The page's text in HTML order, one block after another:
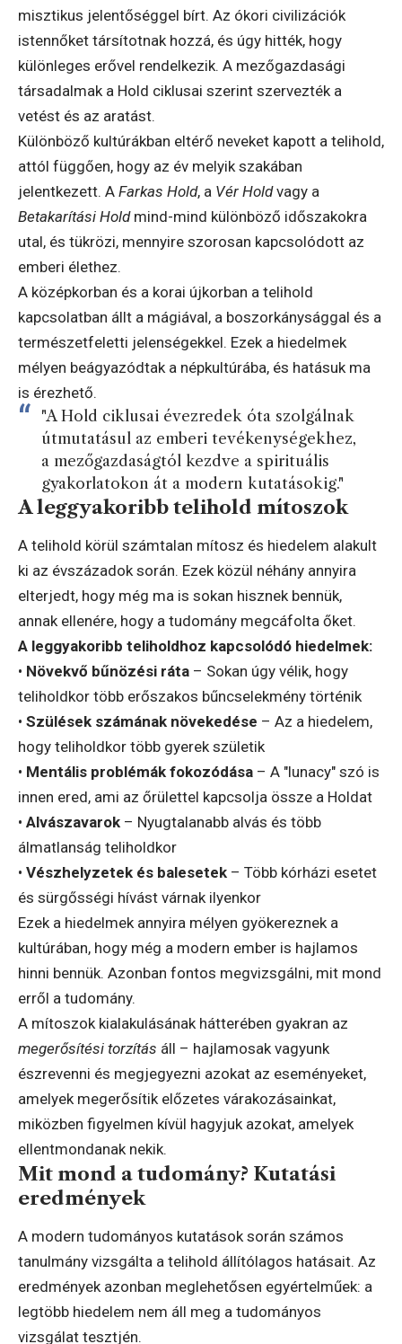
misztikus jelentőséggel bírt. Az ókori civilizációk
istennőket társítotnak hozzá, és úgy hitték, hogy
különleges erővel rendelkezik. A mezőgazdasági
társadalmak a Hold ciklusai szerint szervezték a
vetést és az aratást.
Különböző kultúrákban eltérő neveket kapott a telihold,
attól függően, hogy az év melyik szakában
jelentkezett. A Farkas Hold, a Vér Holdvagy a
Betakarítási Holdmind-mind különböző időszakokra
utal, és tükrözi, mennyire szorosan kapcsolódott az
emberi élethez.
A középkorban és a korai újkorban a telihold
kapcsolatban állt a mágiával, a boszorkánysággal és a
természetfeletti jelenségekkel. Ezek a hiedelmek
mélyen beágyazódtak a népkultúrába, és hatásuk ma
is érezhető.
"A Hold ciklusai évezredek óta szolgálnak
útmutatásul az emberi tevékenységekhez,
a mezőgazdaságtól kezdve a spirituális
gyakorlatokon át a modern kutatásokig."
A leggyakoribb telihold mítoszok
A telihold körül számtalan mítosz és hiedelem alakult
ki az évszázadok során. Ezek közül néhány annyira
elterjedt, hogy még ma is sokan hisznek bennük,
annak ellenére, hogy a tudomány megcáfolta őket.
A leggyakoribb teliholdhoz kapcsolódó hiedelmek:
• Növekvő bűnözési ráta – Sokan úgy vélik, hogy
teliholdkor több erőszakos bűncselekmény történik
• Szülések számának növekedése – Az a hiedelem,
hogy teliholdkor több gyerek születik
• Mentális problémák fokozódása – A "lunacy" szó is
innen ered, ami az őrülettel kapcsolja össze a Holdat
• Alvászavarok – Nyugtalanabb alvás és több
álmatlanság teliholdkor
• Vészhelyzetek és balesetek – Több kórházi esetet
és sürgősségi hívást várnak ilyenkor
Ezek a hiedelmek annyira mélyen gyökereznek a
kultúrában, hogy még a modern ember is hajlamos
hinni bennük. Azonban fontos megvizsgálni, mit mond
erről a tudomány.
A mítoszok kialakulásának hátterében gyakran az
megerősítési torzítás áll – hajlamosak vagyunk
észrevenni és megjegyezni azokat az eseményeket,
amelyek megerősítik előzetes várakozásainkat,
miközben figyelmen kívül hagyjuk azokat, amelyek
ellentmondanak nekik.
Mit mond a tudomány? Kutatási
eredmények
A modern tudományos kutatások során számos
tanulmány vizsgálta a telihold állítólagos hatásait. Az
eredmények azonban meglehetősen egyértelműek: a
legtöbb hiedelem nem áll meg a tudományos
vizsgálat tesztjén.